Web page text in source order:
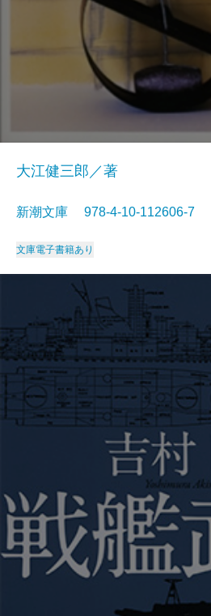
大江健三郎／著
新潮文庫 978-4-10-112606-7
文庫電子書籍あり